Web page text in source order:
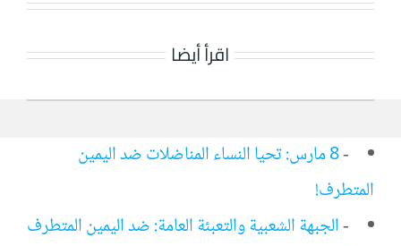
اقرأ أيضا
- 8 مارس: تحيا النساء المناضلات ضد اليمين
المتطرف!
-الجبهة الشعبية والتعبئة العامة: ضد اليمين المتطرف